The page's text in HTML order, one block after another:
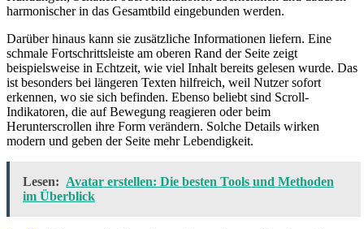
harmonischer in das Gesamtbild eingebunden werden.
Darüber hinaus kann sie zusätzliche Informationen liefern. Eine
schmale Fortschrittsleiste am oberen Rand der Seite zeigt
beispielsweise in Echtzeit, wie viel Inhalt bereits gelesen wurde. Das
ist besonders bei längeren Texten hilfreich, weil Nutzer sofort
erkennen, wo sie sich befinden. Ebenso beliebt sind Scroll-
Indikatoren, die auf Bewegung reagieren oder beim
Herunterscrollen ihre Form verändern. Solche Details wirken
modern und geben der Seite mehr Lebendigkeit.
Lesen: Avatar erstellen: Die besten Tools und Methoden
im Überblick